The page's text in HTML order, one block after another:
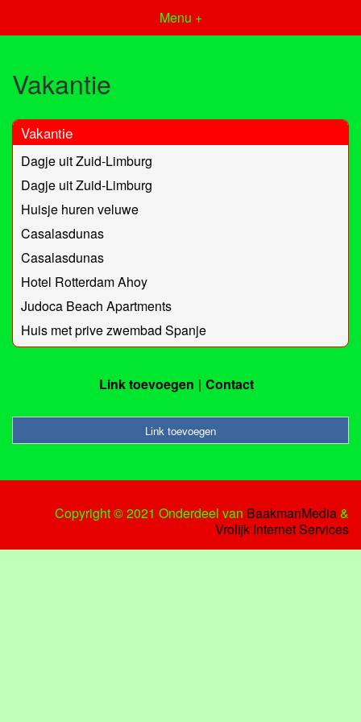
Menu +
Vakantie
Vakantie
Dagje uit Zuid-Limburg
Dagje uit Zuid-Limburg
Huisje huren veluwe
Casalasdunas
Casalasdunas
Hotel Rotterdam Ahoy
Judoca Beach Apartments
Huis met prive zwembad Spanje
Link toevoegen Contact
Link toevoegen
Copyright © 2021 Onderdeel van BaakmanMedia&
Vrolijk Internet Services